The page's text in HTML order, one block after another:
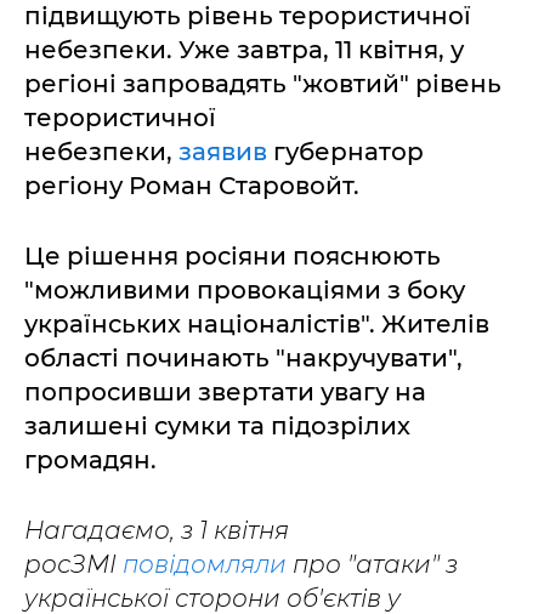
підвищують рівень терористичної
небезпеки. Уже завтра, 11 квітня, у
регіоні запровадять "жовтий" рівень
терористичної
небезпеки, заявив губернатор
регіону Роман Старовойт.
Це рішення росіяни пояснюють
"можливими провокаціями з боку
українських націоналістів". Жителів
області починають "накручувати",
попросивши звертати увагу на
залишені сумки та підозрілих
громадян.
Нагадаємо, з 1 квітня
росЗМІ повідомляли про "атаки" з
української сторони об'єктів у